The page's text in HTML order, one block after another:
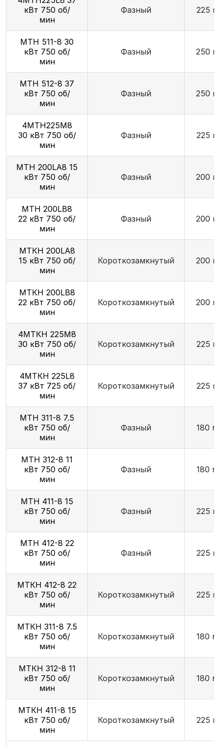
кВт 750 об/
мин
Фазный 225
МТН 511-8 30
кВт 750 об/
мин
Фазный 250
МТН 512-8 37
кВт 750 об/
мин
Фазный 250
4МТН225М8
30 кВт 750 об/
мин
Фазный 225
МТН 200LA8 15
кВт 750 об/
мин
Фазный 200
МТН 200LB8
22 кВт 750 об/
мин
Фазный 200
МТКН 200LA8
15 кВт 750 об/
мин
Короткозамкнутый 200
МТКН 200LB8
22 кВт 750 об/
мин
Короткозамкнутый 200
4МТКН 225М8
30 кВт 750 об/
мин
Короткозамкнутый 225
4МТКН 225L8
37 кВт 725 об/
мин
Короткозамкнутый 225
МТН 311-8 7.5
кВт 750 об/
мин
Фазный 180
МТН 312-8 11
кВт 750 об/
мин
Фазный 180
МТН 411-8 15
кВт 750 об/
мин
Фазный 225
МТН 412-8 22
кВт 750 об/
мин
Фазный 225
МТКН 412-8 22
кВт 750 об/
мин
Короткозамкнутый 225
МТКН З11-8 7.5
кВт 750 об/
мин
Короткозамкнутый 180
МТКН 312-8 11
кВт 750 об/
мин
Короткозамкнутый 180
МТКН 411-8 15
кВт 750 об/
мин
Короткозамкнутый 225